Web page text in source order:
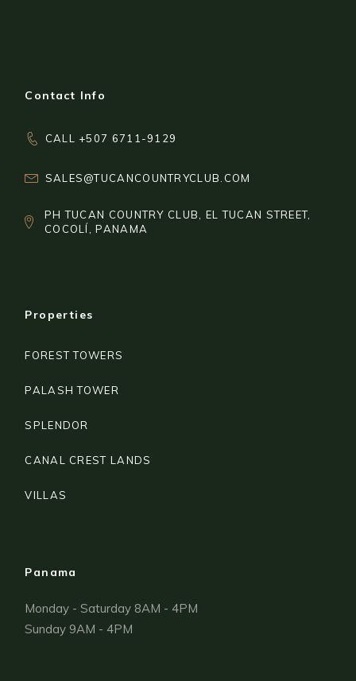
Contact Info
CALL +507 6711-9129
SALES@TUCANCOUNTRYCLUB.COM
PH TUCAN COUNTRY CLUB, EL TUCAN STREET,
COCOLÍ, PANAMA
Properties
FOREST TOWERS
PALASH TOWER
SPLENDOR
CANAL CREST LANDS
VILLAS
Panama
Monday - Saturday 8AM - 4PM
Sunday 9AM - 4PM